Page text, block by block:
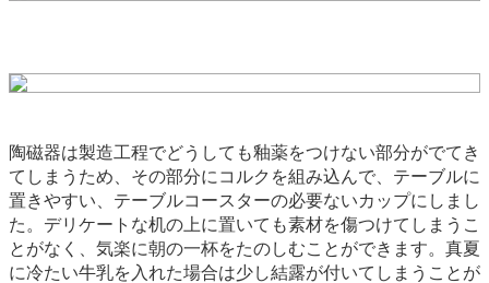
陶磁器は製造工程でどうしても釉薬をつけない部分がでてき
てしまうため、その部分にコルクを組み込んで、テーブルに
置きやすい、テーブルコースターの必要ないカップにしまし
た。デリケートな机の上に置いても素材を傷つけてしまうこ
とがなく、気楽に朝の一杯をたのしむことができます。真夏
に冷たい牛乳を入れた場合は少し結露が付いてしまうことが